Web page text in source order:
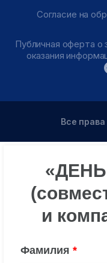
Согласие на
Публичная оферта о
оказания
Все